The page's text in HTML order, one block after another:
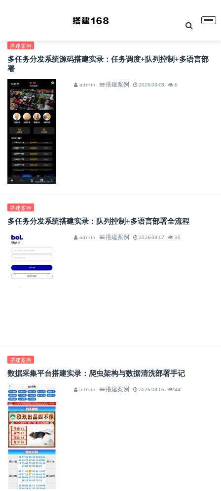
搭建案例
多任务分发系统源码搭建实录：任务调度+队列控制+多语言部
署
admin 搭建案例 2026-08-08 6
搭建案例
多任务分发系统搭建实录：队列控制+多语言部署全流程
admin 搭建案例 2026-08-07 30
搭建案例
数据采集平台搭建实录：爬虫架构与数据清洗部署手记
admin 搭建案例 2026-08-06 44